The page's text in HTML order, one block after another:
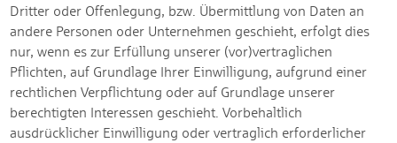
Dritter oder Offenlegung, bzw. Übermittlung von Daten an
andere Personen oder Unternehmen geschieht, erfolgt dies
nur, wenn es zur Erfüllung unserer (vor)vertraglichen
Pflichten, auf Grundlage Ihrer Einwilligung, aufgrund einer
rechtlichen Verpflichtung oder auf Grundlage unserer
berechtigten Interessen geschieht. Vorbehaltlich
ausdrücklicher Einwilligung oder vertraglich erforderlicher